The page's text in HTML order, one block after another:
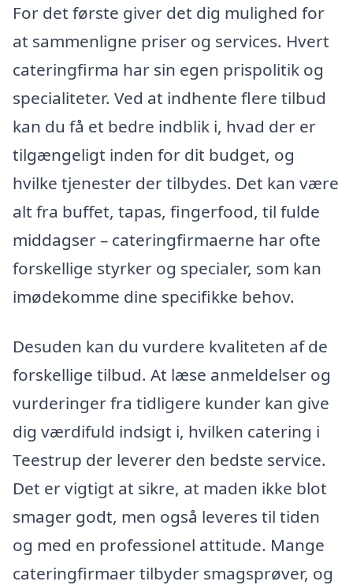
For det første giver det dig mulighed for
at sammenligne priser og services. Hvert
cateringfirma har sin egen prispolitik og
specialiteter. Ved at indhente flere tilbud
kan du få et bedre indblik i, hvad der er
tilgængeligt inden for dit budget, og
hvilke tjenester der tilbydes. Det kan være
alt fra buffet, tapas, fingerfood, til fulde
middagser – cateringfirmaerne har ofte
forskellige styrker og specialer, som kan
imødekomme dine specifikke behov.
Desuden kan du vurdere kvaliteten af de
forskellige tilbud. At læse anmeldelser og
vurderinger fra tidligere kunder kan give
dig værdifuld indsigt i, hvilken catering i
Teestrup der leverer den bedste service.
Det er vigtigt at sikre, at maden ikke blot
smager godt, men også leveres til tiden
og med en professionel attitude. Mange
cateringfirmaer tilbyder smagsprøver, og